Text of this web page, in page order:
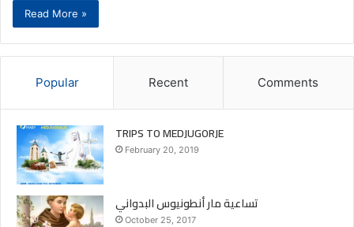
Read More »
Popular Recent Comments
TRIPS TO MEDJUGORJE
February 20, 2019
تساعية مار أنطونيوس البدواني
October 25, 2017